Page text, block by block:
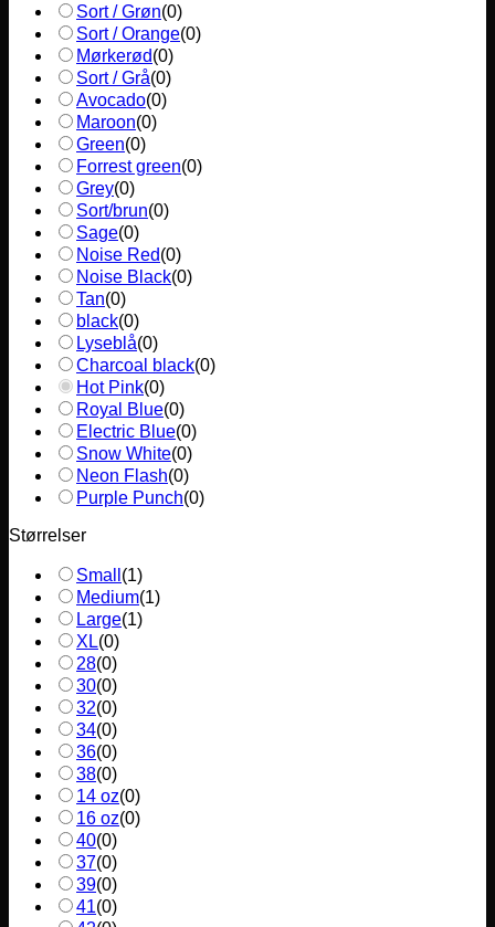
Sort / Grøn(0)
Sort / Orange(0)
Mørkerød(0)
Sort / Grå(0)
Avocado(0)
Maroon(0)
Green(0)
Forrest green(0)
Grey(0)
Sort/brun(0)
Sage(0)
Noise Red(0)
Noise Black(0)
Tan(0)
black(0)
Lyseblå(0)
Charcoal black(0)
Hot Pink(0)
Royal Blue(0)
Electric Blue(0)
Snow White(0)
Neon Flash(0)
Purple Punch(0)
Størrelser
Small (1)
Medium(1)
Large(1)
XL(0)
28(0)
30(0)
32(0)
34(0)
36(0)
38(0)
14 oz(0)
16 oz(0)
40(0)
37(0)
39(0)
41(0)